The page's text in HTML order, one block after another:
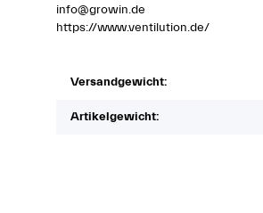
info@growin.de
https://www.ventilution.de/
Versandgewicht:
Artikelgewicht: